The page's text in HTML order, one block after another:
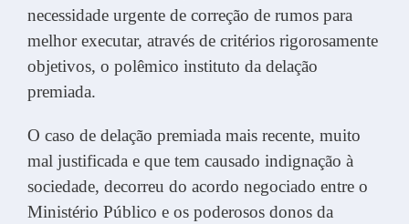
necessidade urgente de correção de rumos para
melhor executar, através de critérios rigorosamente
objetivos, o polêmico instituto da delação
premiada.
O caso de delação premiada mais recente, muito
mal justificada e que tem causado indignação à
sociedade, decorreu do acordo negociado entre o
Ministério Público e os poderosos donos da